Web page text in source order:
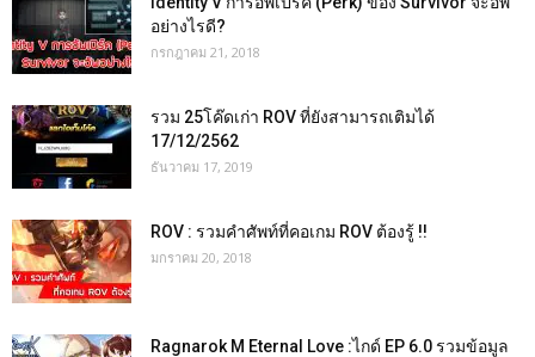
อย่างไรดี?
กรกฎาคม 21, 2018
รวม 25โค๊ดเก่า ROV ที่ยังสามารถเติมได้
17/12/2562
ธันวาคม 17, 2019
ROV : รวมคำศัพท์ที่คอเกม ROV ต้องรู้ !!
มกราคม 20, 2018
Ragnarok M Eternal Love :ไกด์ EP 6.0 รวมข้อมูล